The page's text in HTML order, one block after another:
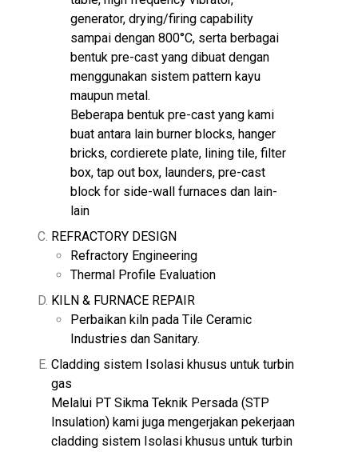
generator, drying/firing capability
sampai dengan 800°C, serta berbagai
bentuk pre-cast yang dibuat dengan
menggunakan sistem pattern kayu
maupun metal.
Beberapa bentuk pre-cast yang kami
buat antara lain burner blocks, hanger
bricks, cordierete plate, lining tile, filter
box, tap out box, launders, pre-cast
block for side-wall furnaces dan lain-
lain
REFRACTORY DESIGN
Refractory Engineering
Thermal Profile Evaluation
KILN & FURNACE REPAIR
Perbaikan kiln pada Tile Ceramic
Industries dan Sanitary.
Cladding sistem Isolasi khusus untuk turbin
gas
Melalui PT Sikma Teknik Persada (STP
Insulation) kami juga mengerjakan pekerjaan
cladding sistem Isolasi khusus untuk turbin